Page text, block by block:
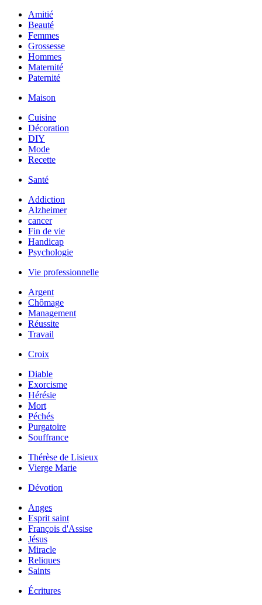
Amitié
Beauté
Femmes
Grossesse
Hommes
Maternité
Paternité
Maison
Cuisine
Décoration
DIY
Mode
Recette
Santé
Addiction
Alzheimer
cancer
Fin de vie
Handicap
Psychologie
Vie professionnelle
Argent
Chômage
Management
Réussite
Travail
Croix
Diable
Exorcisme
Hérésie
Mort
Péchés
Purgatoire
Souffrance
Thérèse de Lisieux
Vierge Marie
Dévotion
Anges
Esprit saint
François d'Assise
Jésus
Miracle
Reliques
Saints
Écritures